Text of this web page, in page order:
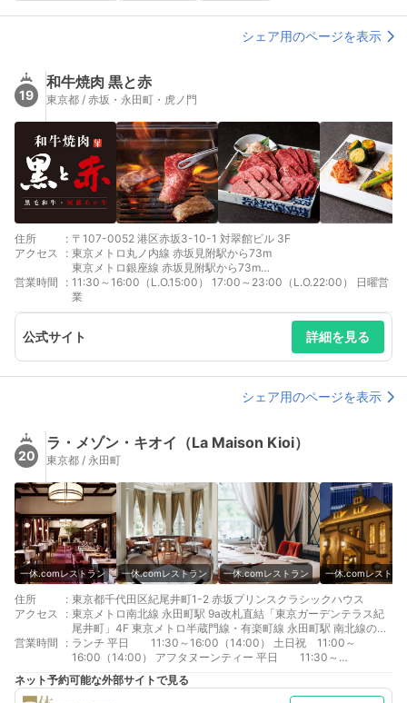
シェア用のページを表示
19
和牛焼肉 黒と赤
東京都 / 赤坂・永田町・虎ノ門
住所 : 〒107-0052 港区赤坂3-10-1 対翠館ビル 3F
アクセス
: 東京メトロ丸ノ内線 赤坂見附駅から73m
東京メトロ銀座線 赤坂見附駅から73m
東京メトロ千代田線 赤坂駅から387m
東京メトロ南北線 永田町駅から413m
東京メトロ半蔵門線 永田町駅から413m
営業時間 : 11:30～16:00（L.O.15:00） 17:00～23:00（L.O.22:00） 日曜営
業
公式サイト 詳細を見る
シェア用のページを表示
20
ラ・メゾン・キオイ（La Maison Kioi）
東京都 / 永田町
一休.comレストラン 一休.comレストラン 一休.comレストラン 一休.comレストラ
住所 : 東京都千代田区紀尾井町1-2 赤坂プリンスクラシックハウス
アクセス
: 東京メトロ南北線 永田町駅 9a改札直結「東京ガーデンテラス紀
尾井町」4F 東京メトロ半蔵門線・有楽町線 永田町駅 南北線のホ
ームを経由して、9a改札へお越しください。 東京メトロ銀座線・
丸ノ内線 赤坂見附駅 D出口 徒歩5分
営業時間 : ランチ 平日 11:30～16:00（14:00） 土日祝 11:00～
16:00（14:00） アフタヌーンティー 平日 11:30～
17:30（15:30） 土日祝 11:00～20:00（18:00） ディナー 月～
木 17:30～21:30（19:30） 金 17:30～22:00（19:30）
ネット予約可能な外部サイトで見る